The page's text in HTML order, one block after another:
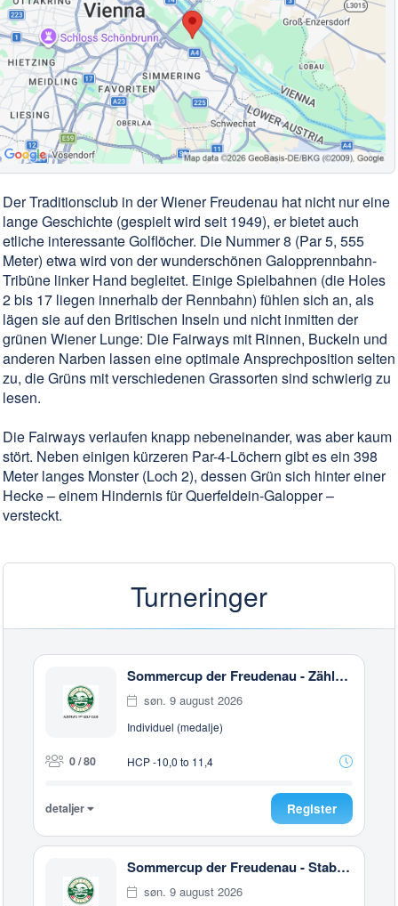
Der Traditionsclub in der Wiener Freudenau hat nicht nur eine
lange Geschichte (gespielt wird seit 1949), er bietet auch
etliche interessante Golflöcher. Die Nummer 8 (Par 5, 555
Meter) etwa wird von der wunderschönen Galopprennbahn-
Tribüne linker Hand begleitet. Einige Spielbahnen (die Holes
2 bis 17 liegen innerhalb der Rennbahn) fühlen sich an, als
lägen sie auf den Britischen Inseln und nicht inmitten der
grünen Wiener Lunge: Die Fairways mit Rinnen, Buckeln und
anderen Narben lassen eine optimale Ansprechposition selten
zu, die Grüns mit verschiedenen Grassorten sind schwierig zu
lesen.
Die Fairways verlaufen knapp nebeneinander, was aber kaum
stört. Neben einigen kürzeren Par-4-Löchern gibt es ein 398
Meter langes Monster (Loch 2), dessen Grün sich hinter einer
Hecke – einem Hindernis für Querfeldein-Galopper –
versteckt.
Turneringer
Sommercup der Freudenau - Zählwettspiel
søn. 9 august 2026
Individuel (medalje)
0 / 80 HCP -10,0 to 11,4
detaljer Register
Sommercup der Freudenau - Stableford
søn. 9 august 2026